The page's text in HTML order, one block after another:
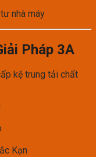
nhà máy
Pháp 3A
kệ trung tải chất
Kạn